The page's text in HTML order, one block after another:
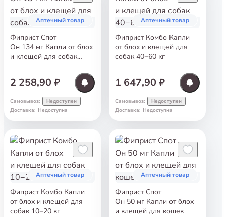
Аптечный товар
Фиприст Спот
Он 134 мг Капли от блох
и клещей для собак
2 258,90 ₽
Самовывоз: Недоступен
Доставка: Недоступна
Аптечный товар
Фиприст Комбо Капли
от блох и клещей для
собак 40−60 кг
1 647,90 ₽
Самовывоз: Недоступен
Доставка: Недоступна
Аптечный товар
Фиприст Комбо Капли
от блох и клещей для
собак 10−20 кг
Аптечный товар
Фиприст Спот
Он 50 мг Капли от блох
и клещей для кошек